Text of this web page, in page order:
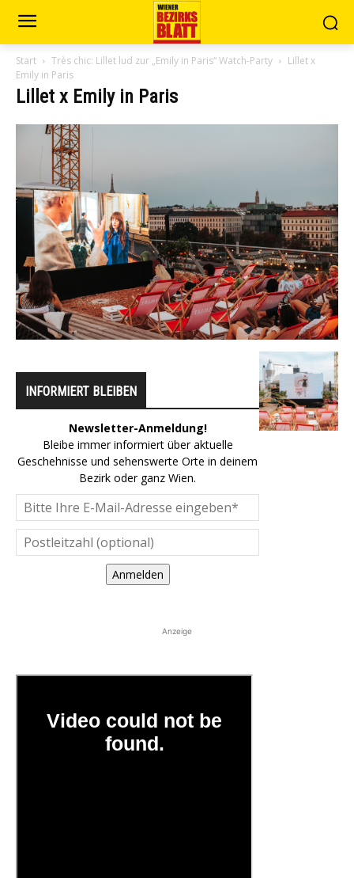
Start Très chic: Lillet lud zur „Emily in Paris“ Watch-Party
Lillet x
Emily in Paris
Lillet x Emily in Paris
INFORMIERT BLEIBEN
Newsletter-Anmeldung!
Bleibe immer informiert über aktuelle
Geschehnisse und sehenswerte Orte in deinem
Bezirk oder ganz Wien.
Anmelden
Anzeige